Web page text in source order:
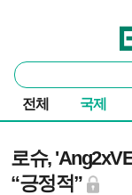
통
합
검
색
전체 국제
로슈,
“긍정적”